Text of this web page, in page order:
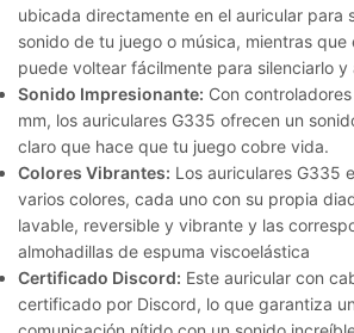
ubicada directamente en el auricular para
sonido de tu juego o música, mientras que
puede voltear fácilmente para silenciarlo
Sonido Impresionante: Con
mm, los auriculares G335 ofrecen un
claro que hace que tu juego cobre vida.
Colores Vibrantes: Los auriculares G335
varios colores, cada uno con su propia
lavable, reversible y vibrante y las
almohadillas de espuma viscoelástica
Certificado Discord: Este auricular con
certificado por Discord, lo que garantiza